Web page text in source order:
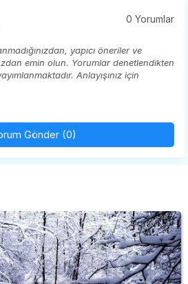
0 Yorumlar
yapıcı öneriler ve
emin olun. Yorumlar denetlendikten
Anlayışınız için
Gönder (0)